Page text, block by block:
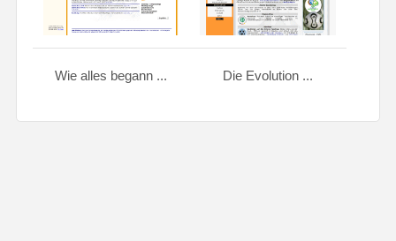
Wie alles begann ... Die Evolution ...